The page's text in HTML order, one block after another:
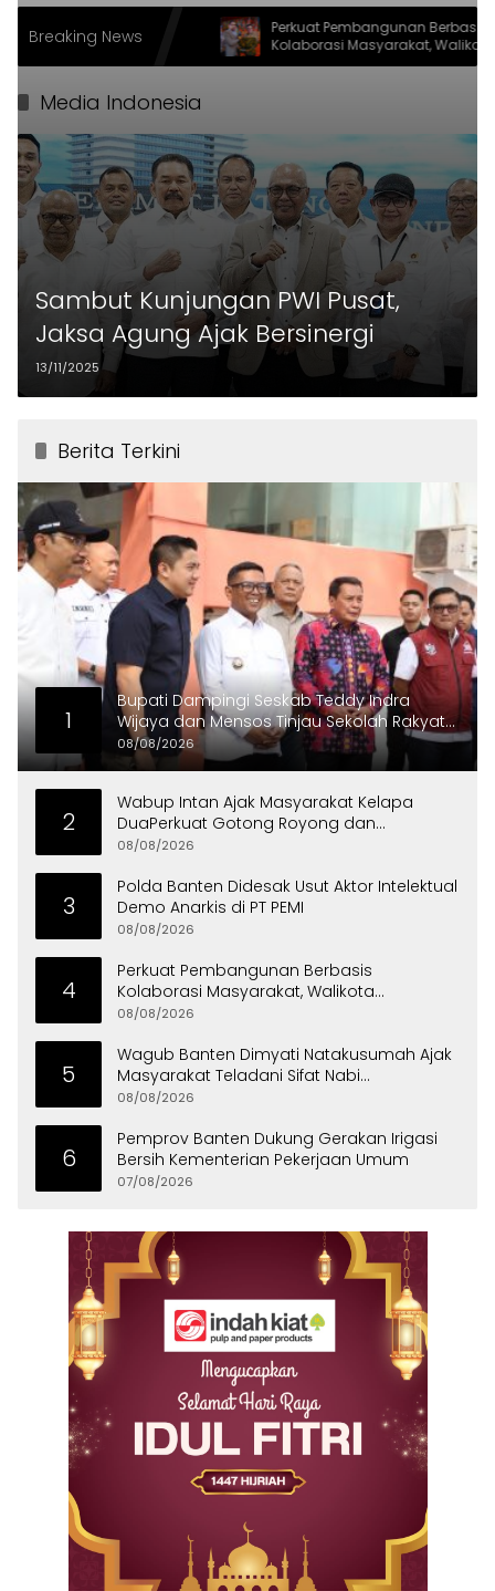
Breaking News
Usut Aktor
di PT PEMI
Perkuat Pembangunan Berbasis
Kolaborasi Masyarakat, Walikota
Tangerang Raih LPM Award 2026
Media Indonesia
Sambut Kunjungan PWI Pusat,
Jaksa Agung Ajak Bersinergi
13/11/2025
Berita Terkini
1
Bupati Dampingi Seskab Teddy Indra
Wijaya dan Mensos Tinjau Sekolah Rakyat
di Curug
08/08/2026
2
Wabup Intan Ajak Masyarakat Kelapa
DuaPerkuat Gotong Royong dan
Persatuan
08/08/2026
3
Polda Banten Didesak Usut Aktor Intelektual
Demo Anarkis di PT PEMI
08/08/2026
4
Perkuat Pembangunan Berbasis
Kolaborasi Masyarakat, Walikota
Tangerang Raih LPM Award 2026
08/08/2026
5
Wagub Banten Dimyati Natakusumah Ajak
Masyarakat Teladani Sifat Nabi
Muhammad
08/08/2026
6
Pemprov Banten Dukung Gerakan Irigasi
Bersih Kementerian Pekerjaan Umum
07/08/2026